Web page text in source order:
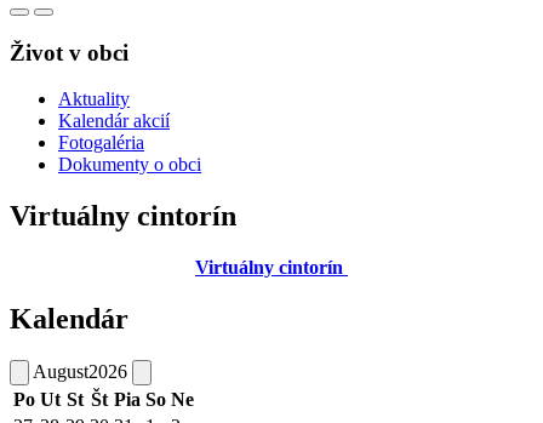
Život v obci
Aktuality
Kalendár akcií
Fotogaléria
Dokumenty o obci
Virtuálny cintorín
Virtuálny cintorín
Kalendár
August2026
Po Ut St Št Pia So Ne